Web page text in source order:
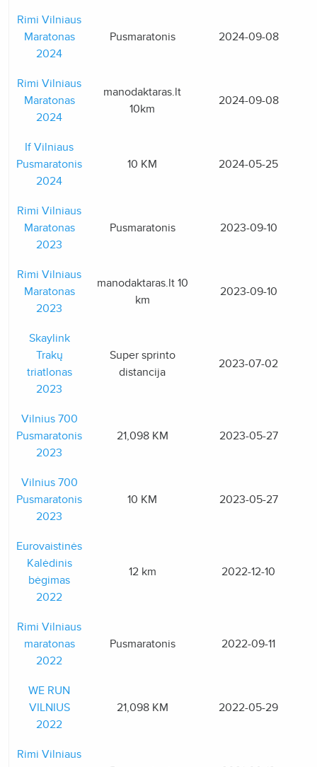
Rimi Vilniaus
Maratonas
2024
Pusmaratonis 2024-09-08
Rimi Vilniaus
Maratonas
2024
manodaktaras.lt
10km
2024-09-08
If Vilniaus
Pusmaratonis
2024
10 KM 2024-05-25
Rimi Vilniaus
Maratonas
2023
Pusmaratonis 2023-09-10
Rimi Vilniaus
Maratonas
2023
manodaktaras.lt 10
km
2023-09-10
Skaylink
Trakų
triatlonas
2023
Super sprinto
distancija
2023-07-02
Vilnius 700
Pusmaratonis
2023
21,098 KM 2023-05-27
Vilnius 700
Pusmaratonis
2023
10 KM 2023-05-27
Eurovaistinės
Kalėdinis
bėgimas
2022
12 km 2022-12-10
Rimi Vilniaus
maratonas
2022
Pusmaratonis 2022-09-11
WE RUN
VILNIUS
2022
21,098 KM 2022-05-29
Rimi Vilniaus